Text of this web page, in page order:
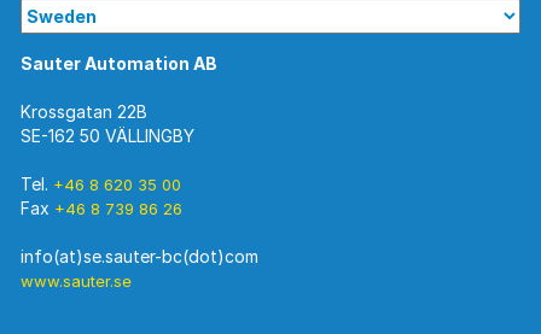
Sauter Automation AB
Krossgatan 22B
SE-162 50 VÄLLINGBY
Tel. +46 8 620 35 00
Fax +46 8 739 86 26
www.sauter.se